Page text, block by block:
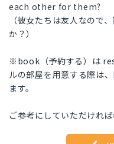
each other for them?
（彼女たちは友人なので
か？）
※book（予約する）は
ルの部屋を用意する際は
ます。
ご参考にしていただければ